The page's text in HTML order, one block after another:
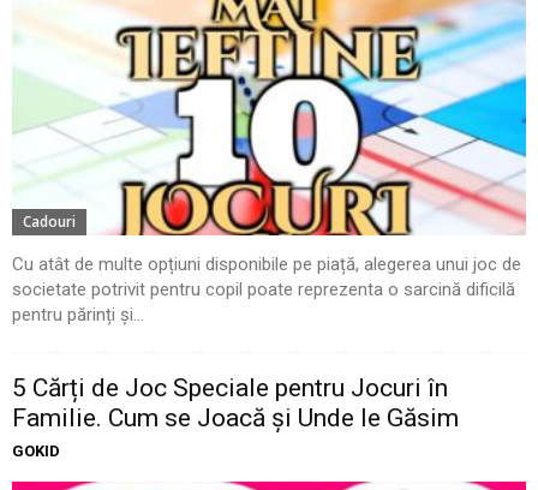
Cadouri
Cu atât de multe opțiuni disponibile pe piață, alegerea unui joc de
societate potrivit pentru copil poate reprezenta o sarcină dificilă
pentru părinți și...
5 Cărți de Joc Speciale pentru Jocuri în
Familie. Cum se Joacă și Unde le Găsim
GOKID